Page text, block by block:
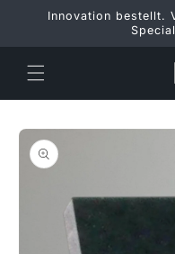
zumInnovation bestellt.